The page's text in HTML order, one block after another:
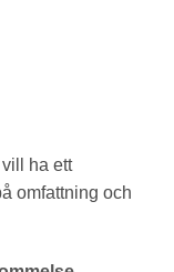
ha ett
omfattning och